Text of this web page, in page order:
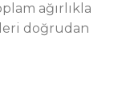
ağırlıkla
doğrudan